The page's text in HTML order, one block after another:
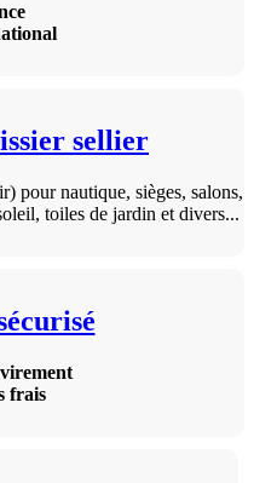
sellier
pour nautique, sièges, salons,
toiles de jardin et divers...
virement
frais